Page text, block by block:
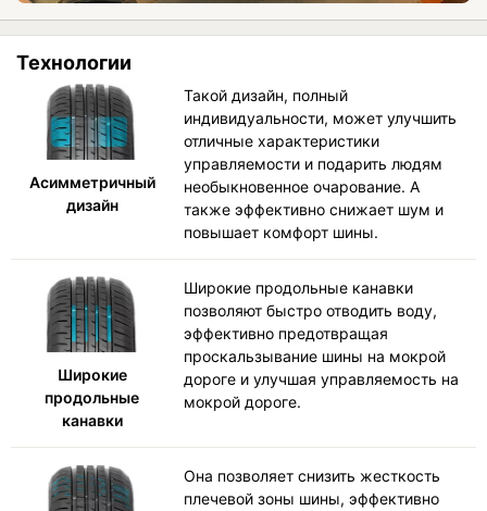
Технологии
Асимметричный
дизайн
Такой дизайн, полный
индивидуальности, может улучшить
отличные характеристики
управляемости и подарить людям
необыкновенное очарование. А
также эффективно снижает шум и
повышает комфорт шины.
Широкие
продольные
канавки
Широкие продольные канавки
позволяют быстро отводить воду,
эффективно предотвращая
проскальзывание шины на мокрой
дороге и улучшая управляемость на
мокрой дороге.
Она позволяет снизить жесткость
плечевой зоны шины, эффективно